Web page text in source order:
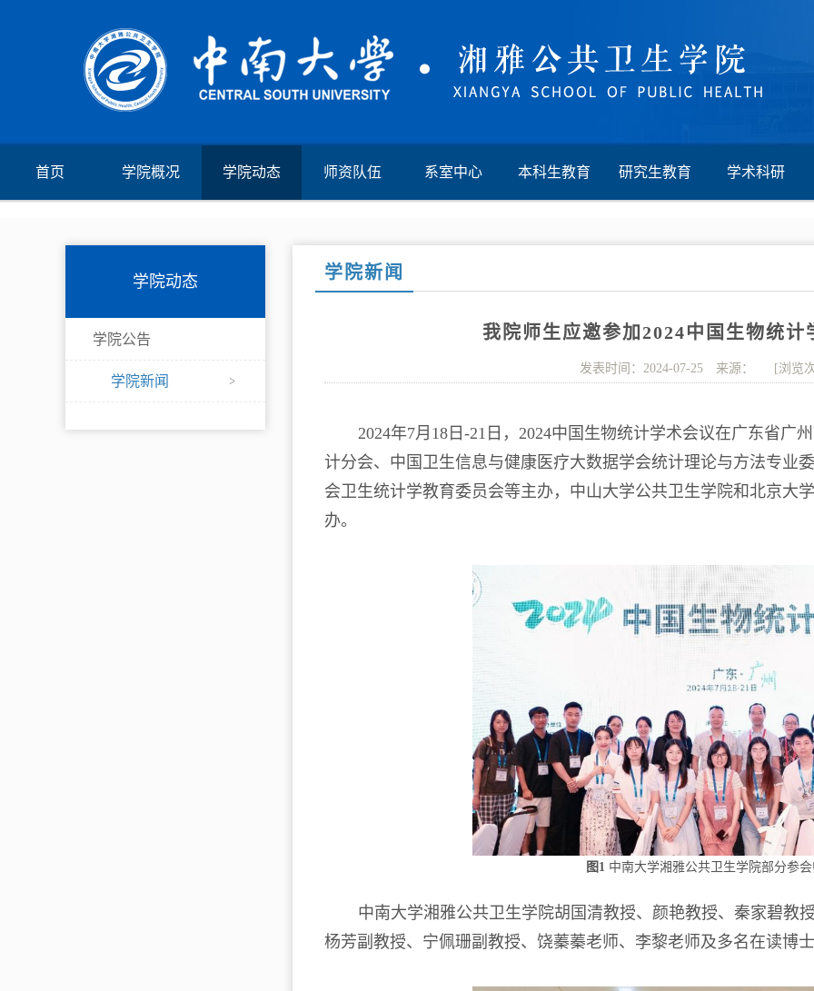
首页 学院概况 学院动态 师资队伍 系室中心 本科生教育 研究生教育 学术科研
学院动态
学院公告
学院新闻
学院新闻
我院师生应邀参加2024中国生物统计
发表时间：2024-07-25 来源： [浏览
2024年7月18日-21日，2024中国生物统计学术会议在广东省广
计分会、中国卫生信息与健康医疗大数据学会统计理论与方法专业
会卫生统计学教育委员会等主办，中山大学公共卫生学院和北京大
办。
图1 中南大学湘雅公共卫生学院部分参
中南大学湘雅公共卫生学院胡国清教授、颜艳教授、秦家碧教
杨芳副教授、宁佩珊副教授、饶蓁蓁老师、李黎老师及多名在读博